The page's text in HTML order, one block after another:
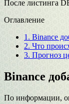
После листинга
Оглавление
1. Binance
2. Что
3. Прогноз
Binance
По информации,